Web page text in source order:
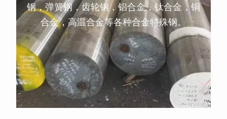
钢，弹簧钢，齿轮钢，铝合金，钛合金，铜
合金，高温合金等各种合金特殊钢。